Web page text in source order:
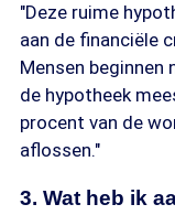
"Deze ruime
aan de financiële
Mensen beginnen
de hypotheek
procent van de
aflossen."
3. Wat heb ik